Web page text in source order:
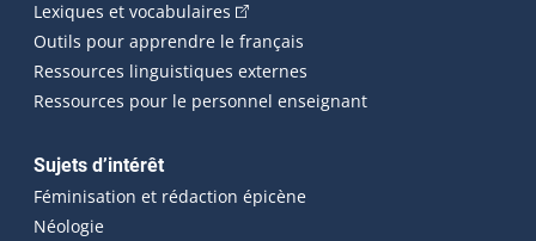
Lexiques et vocabulaires (Cet hyperlien externe s'ouvrira
Outils pour apprendre le français
Ressources linguistiques externes
Ressources pour le personnel enseignant
Sujets d’intérêt
Féminisation et rédaction épicène
Néologie